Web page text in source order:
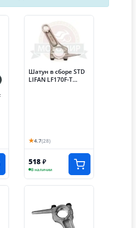
Шатун в сборе STD
LIFAN LF170F-T
★4.7(28)
518 ₽
В наличии